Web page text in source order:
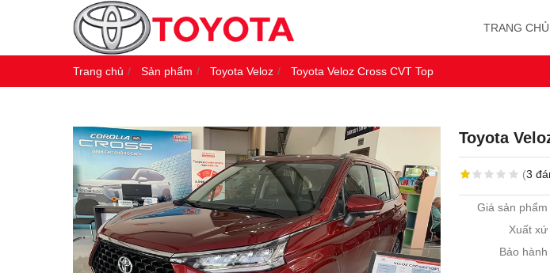
TRANG CHỦ
Trang chủ Sản phẩm Toyota Veloz Toyota Veloz Cross CVT Top
Toyota
(3
Giá sản phẩm
Xuất xứ
Bảo hành